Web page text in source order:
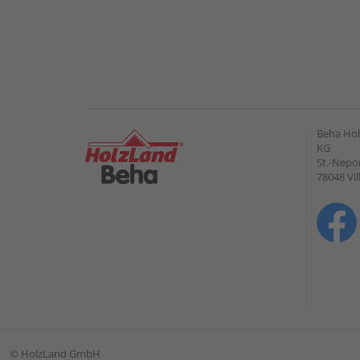
Beha
KG
St.-
78048
© HolzLand GmbH